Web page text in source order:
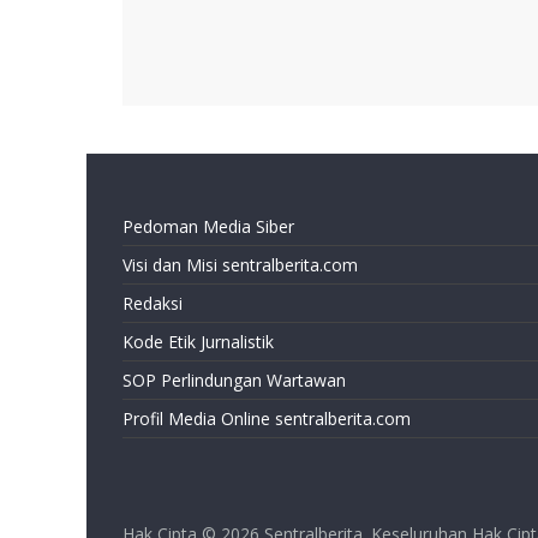
Pedoman Media Siber
Visi dan Misi sentralberita.com
Redaksi
Kode Etik Jurnalistik
SOP Perlindungan Wartawan
Profil Media Online sentralberita.com